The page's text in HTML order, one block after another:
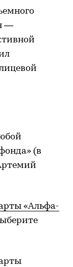
—
(в
«Альфа-